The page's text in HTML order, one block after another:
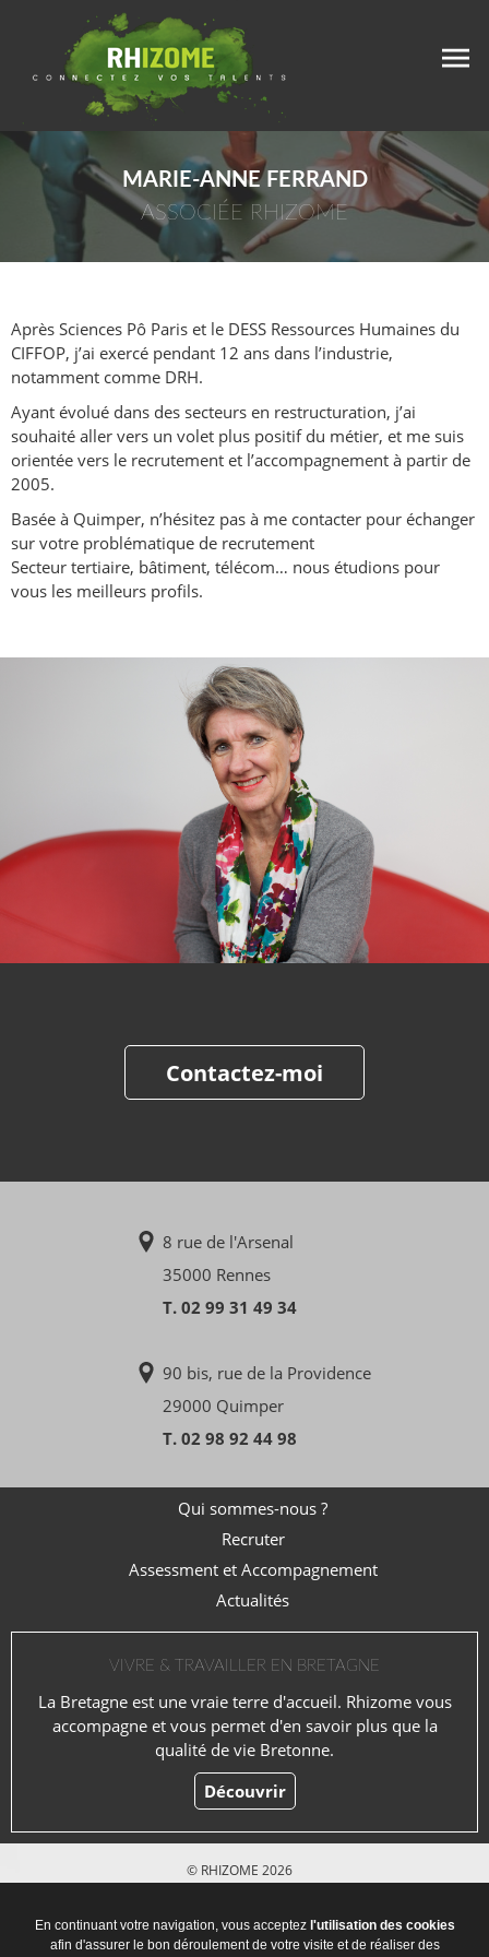
MARIE-ANNE FERRAND
ASSOCIÉE RHIZOME
Après Sciences Pô Paris et le DESS Ressources Humaines du
CIFFOP, j’ai exercé pendant 12 ans dans l’industrie,
notamment comme DRH.
Ayant évolué dans des secteurs en restructuration, j’ai
souhaité aller vers un volet plus positif du métier, et me suis
orientée vers le recrutement et l’accompagnement à partir de
2005.
Basée à Quimper, n’hésitez pas à me contacter pour échanger
sur votre problématique de recrutement
Secteur tertiaire, bâtiment, télécom… nous étudions pour
vous les meilleurs profils.
Contactez-moi
8 rue de l'Arsenal
35000 Rennes
T. 02 99 31 49 34
90 bis, rue de la Providence
29000 Quimper
T. 02 98 92 44 98
Qui sommes-nous ?
Recruter
Assessment et Accompagnement
Actualités
VIVRE & TRAVAILLER EN BRETAGNE
La Bretagne est une vraie terre d'accueil. Rhizome vous
accompagne et vous permet d'en savoir plus que la
qualité de vie Bretonne.
Découvrir
© RHIZOME 2026
Mentions légales
En continuant votre navigation, vous acceptez l'utilisation des cookies
afin d'assurer le bon déroulement de votre visite et de réaliser des